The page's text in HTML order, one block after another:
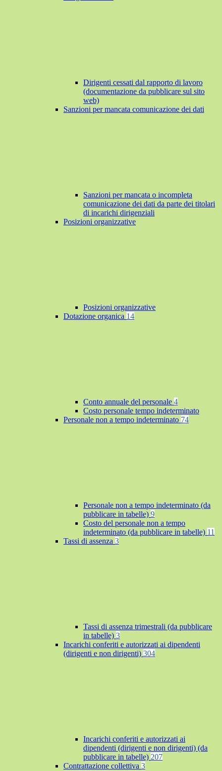
Dirigenti cessati dal rapporto di lavoro
(documentazione da pubblicare sul sito
web)
Sanzioni per mancata comunicazione dei dati
Sanzioni per mancata o incompleta
comunicazione dei dati da parte dei titolari
di incarichi dirigenziali
Posizioni organizzative
Posizioni organizzative
Dotazione organica 14
Conto annuale del personale 4
Costo personale tempo indeterminato
Personale non a tempo indeterminato 74
Personale non a tempo indeterminato (da
pubblicare in tabelle) 9
Costo del personale non a tempo
indeterminato (da pubblicare in tabelle) 11
Tassi di assenza 3
Tassi di assenza trimestrali (da pubblicare
in tabelle) 3
Incarichi conferiti e autorizzati ai dipendenti
(dirigenti e non dirigenti) 304
Incarichi conferiti e autorizzati ai
dipendenti (dirigenti e non dirigenti) (da
pubblicare in tabelle) 207
Contrattazione collettiva 3